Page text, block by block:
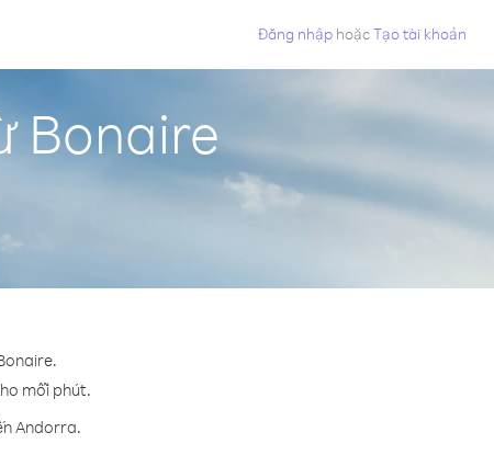
Đăng nhập hoặcTạo tài khoản
Bonaire
mỗi phút.
Andorra.